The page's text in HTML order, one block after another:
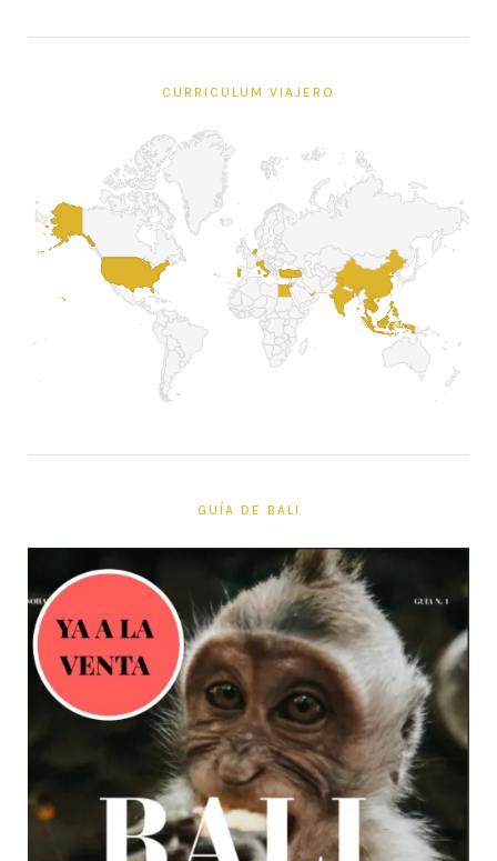
CURRICULUM VIAJERO
GUÍA DE BALI